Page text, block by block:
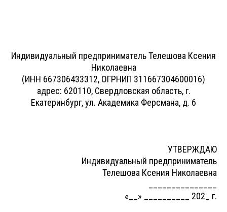
Индивидуальный предприниматель Телешова Ксения
Николаевна
(ИНН 667306433312, ОГРНИП 311667304600016)
адрес: 620110, Свердловская область, г.
Екатеринбург, ул. Академика Ферсмана, д. 6
УТВЕРЖДАЮ
Индивидуальный предприниматель
Телешова Ксения Николаевна
«__» __________ 202_ г.